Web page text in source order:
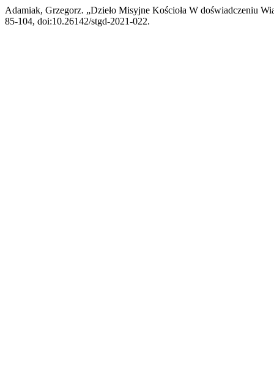
Adamiak, Grzegorz. „Dzieło Misyjne Kościoła W doświadczeniu
85-104, doi:10.26142/stgd-2021-022.